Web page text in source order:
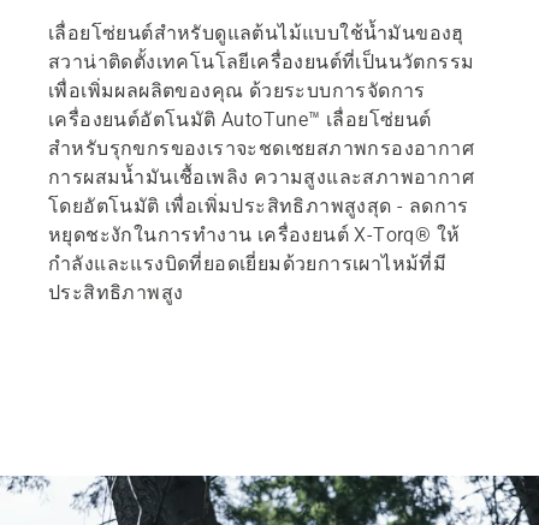
เลื่อยโซ่ยนต์สำหรับดูแลต้นไม้แบบใช้น้ำมันของฮุ
สวาน่าติดตั้งเทคโนโลยีเครื่องยนต์ที่เป็นนวัตกรรม
เพื่อเพิ่มผลผลิตของคุณ ด้วยระบบการจัดการ
เครื่องยนต์อัตโนมัติ AutoTune™ เลื่อยโซ่ยนต์
สำหรับรุกขกรของเราจะชดเชยสภาพกรองอากาศ
การผสมน้ำมันเชื้อเพลิง ความสูงและสภาพอากาศ
โดยอัตโนมัติ เพื่อเพิ่มประสิทธิภาพสูงสุด - ลดการ
หยุดชะงักในการทำงาน เครื่องยนต์ X-Torq® ให้
กำลังและแรงบิดที่ยอดเยี่ยมด้วยการเผาไหม้ที่มี
ประสิทธิภาพสูง